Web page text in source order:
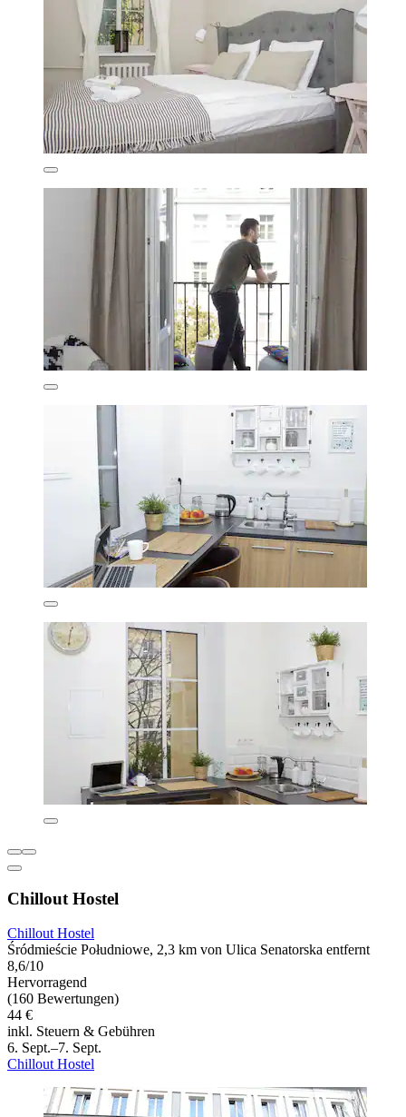
Chillout Hostel
Chillout Hostel
Śródmieście Południowe, 2,3 km von Ulica Senatorska entfernt
8,6/10
Hervorragend
(160 Bewertungen)
44 €
inkl. Steuern & Gebühren
6. Sept.–7. Sept.
Chillout Hostel